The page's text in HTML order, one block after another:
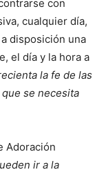
con
cualquier día,
disposición una
el día y la hora a
la fe de las
se necesita
Adoración
ir a la